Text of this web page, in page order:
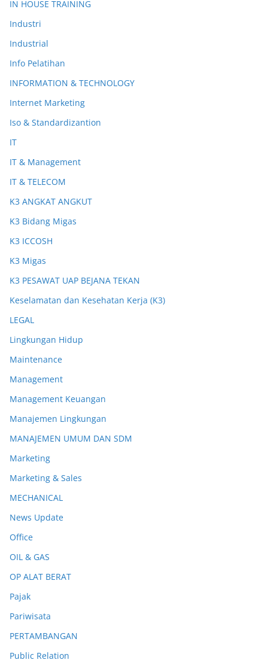
IN HOUSE TRAINING
Industri
Industrial
Info Pelatihan
INFORMATION & TECHNOLOGY
Internet Marketing
Iso & Standardizantion
IT
IT & Management
IT & TELECOM
K3 ANGKAT ANGKUT
K3 Bidang Migas
K3 ICCOSH
K3 Migas
K3 PESAWAT UAP BEJANA TEKAN
Keselamatan dan Kesehatan Kerja (K3)
LEGAL
Lingkungan Hidup
Maintenance
Management
Management Keuangan
Manajemen Lingkungan
MANAJEMEN UMUM DAN SDM
Marketing
Marketing & Sales
MECHANICAL
News Update
Office
OIL & GAS
OP ALAT BERAT
Pajak
Pariwisata
PERTAMBANGAN
Public Relation